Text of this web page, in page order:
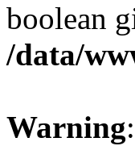
boolean
/data/
Warning